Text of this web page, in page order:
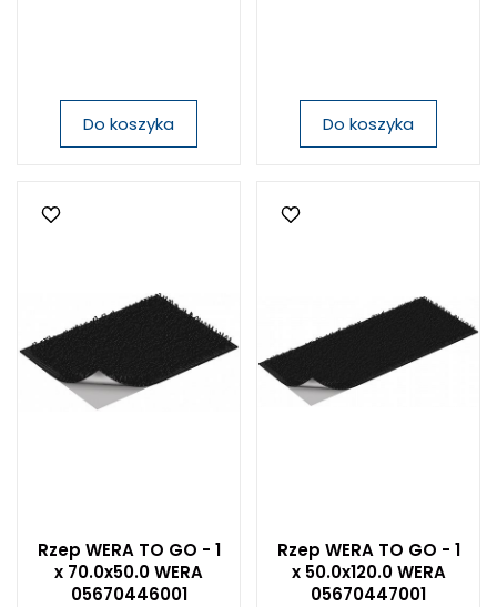
Do koszyka Do koszyka
Rzep WERA TO GO - 1
x 70.0x50.0 WERA
05670446001
Rzep WERA TO GO - 1
x 50.0x120.0 WERA
05670447001